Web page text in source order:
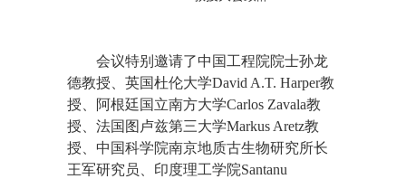
会议特别邀请了中国工程院院士孙龙
德教授、英国杜伦大学David A.T. Harper教
授、阿根廷国立南方大学Carlos Zavala教
授、法国图卢兹第三大学Markus Aretz教
授、中国科学院南京地质古生物研究所长
王军研究员、印度理工学院Santanu